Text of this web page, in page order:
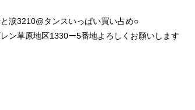
涙3210@タンスいっぱい買い占め○
ン草原地区1330ー5番地よろしくお願いします